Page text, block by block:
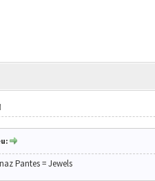
Pantes = Jewels